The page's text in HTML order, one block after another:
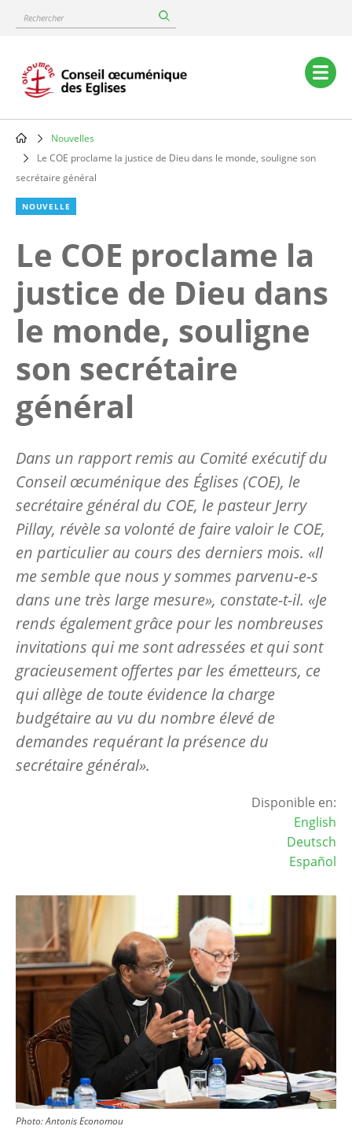
content
Rechercher
Main
navigation
Breadcrumb
Nouvelles
Le COE proclame la justice de Dieu dans le monde, souligne son
secrétaire général
NOUVELLE
Le COE proclame la
justice de Dieu dans
le monde, souligne
son secrétaire
général
Dans un rapport remis au Comité exécutif du
Conseil œcuménique des Églises (COE), le
secrétaire général du COE, le pasteur Jerry
Pillay, révèle sa volonté de faire valoir le COE,
en particulier au cours des derniers mois. «Il
me semble que nous y sommes parvenu-e-s
dans une très large mesure», constate-t-il. «Je
rends également grâce pour les nombreuses
invitations qui me sont adressées et qui sont
gracieusement offertes par les émetteurs, ce
qui allège de toute évidence la charge
budgétaire au vu du nombre élevé de
demandes requérant la présence du
secrétaire général».
Disponible en:
English
Deutsch
Español
Photo:Antonis Economou